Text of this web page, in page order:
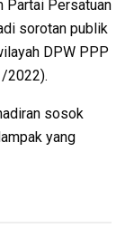
Partai Persatuan
sorotan publik
DPW PPP
2022).
sosok
yang